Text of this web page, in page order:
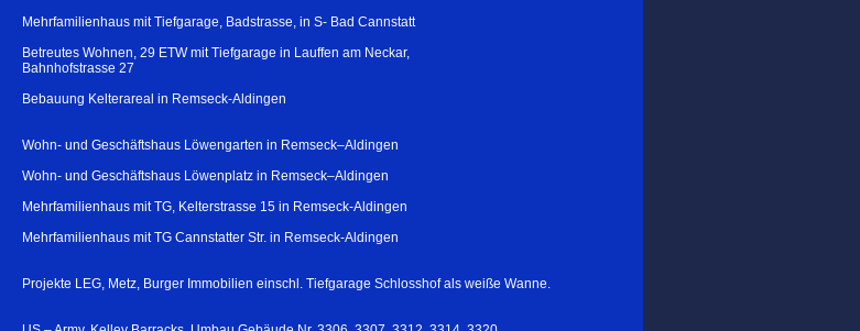
Mehrfamilienhaus mit Tiefgarage, Badstrasse, in S- Bad Cannstatt
Betreutes Wohnen, 29 ETW mit Tiefgarage in Lauffen am Neckar,
Bahnhofstrasse 27
Bebauung Kelterareal in Remseck-Aldingen
Wohn- und Geschäftshaus Löwengarten in Remseck–Aldingen
Wohn- und Geschäftshaus Löwenplatz in Remseck–Aldingen
Mehrfamilienhaus mit TG, Kelterstrasse 15 in Remseck-Aldingen
Mehrfamilienhaus mit TG Cannstatter Str. in Remseck-Aldingen
Projekte LEG, Metz, Burger Immobilien einschl. Tiefgarage Schlosshof als weiße Wanne.